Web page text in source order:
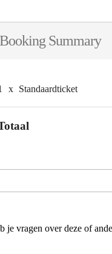
Booking Summary
x Standaardticket
je vragen over deze of